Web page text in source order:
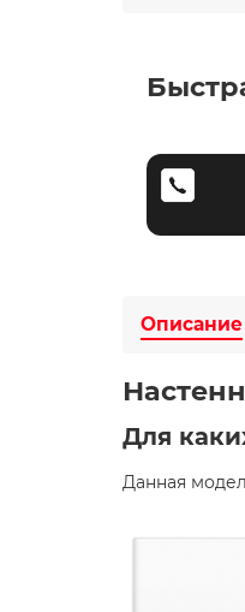
Описание
Для
Данная